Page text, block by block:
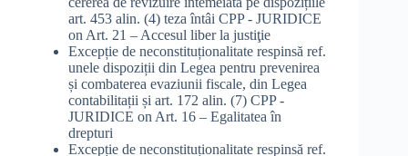
art. 453 alin. (4) teza întâi CPP - JURIDICE
on Art. 21 – Accesul liber la justiţie
Excepție de neconstituționalitate respinsă ref.
unele dispoziții din Legea pentru prevenirea
și combaterea evaziunii fiscale, din Legea
contabilitații și art. 172 alin. (7) CPP -
JURIDICE on Art. 16 – Egalitatea în
drepturi
Excepție de neconstituționalitate respinsă ref.